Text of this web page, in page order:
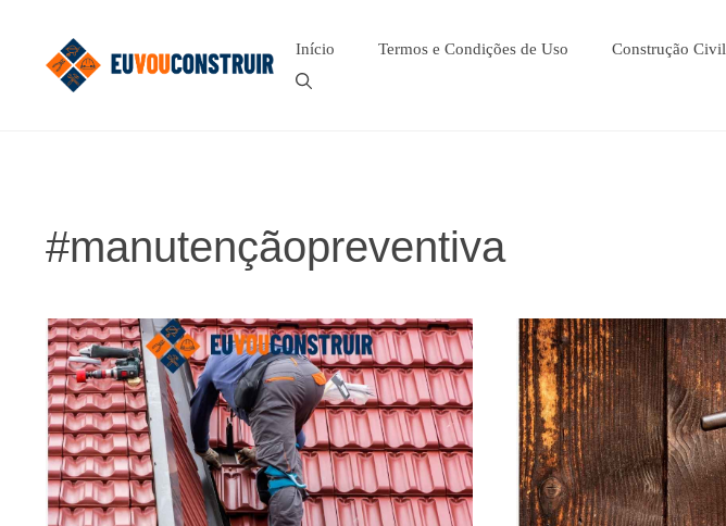
Início Termos e Condições de Uso Construção Civil
#manutençãopreventiva